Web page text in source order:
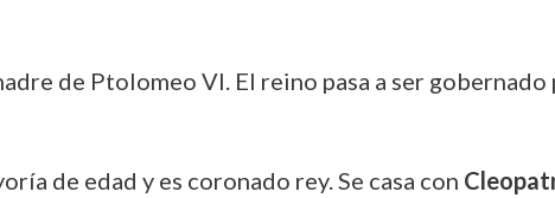
de Ptolomeo VI. El reino pasa a ser
de edad y es coronado rey. Se casa con